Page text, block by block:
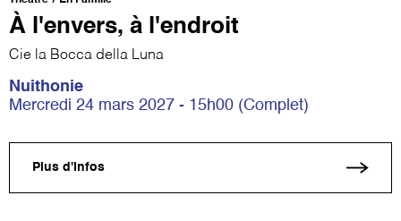
À l'envers, à l'endroit
Cie la Bocca della Luna
Nuithonie
Mercredi 24 mars 2027 - 15h00 (Complet)
Plus d'infos